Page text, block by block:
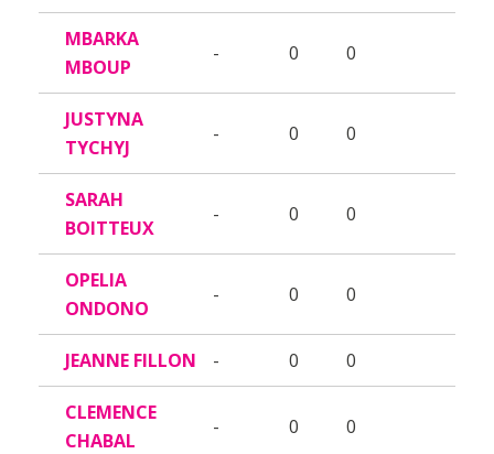
MBARKA
MBOUP
- 0 0
JUSTYNA
TYCHYJ
- 0 0
SARAH
BOITTEUX
- 0 0
OPELIA
ONDONO
- 0 0
JEANNE FILLON - 0 0
CLEMENCE
CHABAL
- 0 0